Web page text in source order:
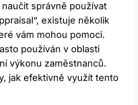
správně používat
existuje několik
vám mohou pomoci.
používán v oblasti
výkonu zaměstnanců.
jak efektivně využít tento